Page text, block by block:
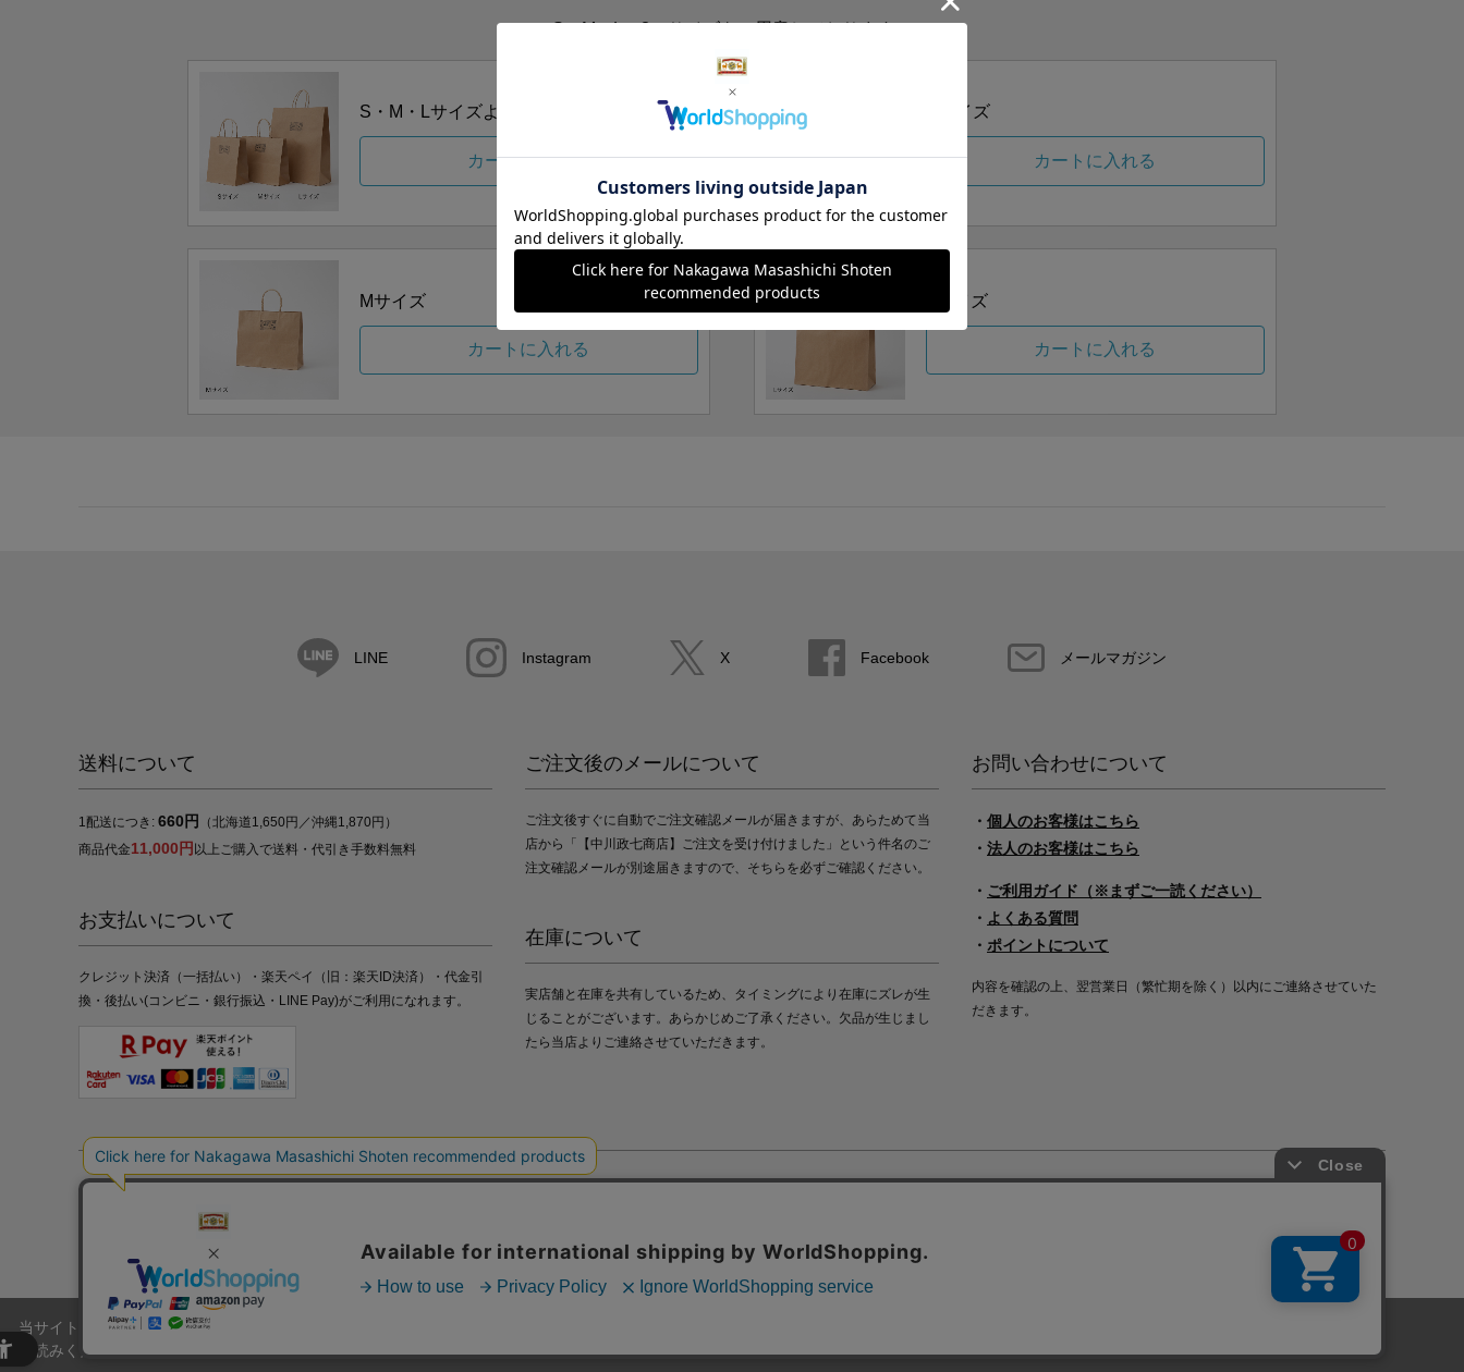
S・M・Lの3つサイズをご用意しております。
S・M・Lサイズより当店にお任せ
カートに入れる
Sサイズ
カートに入れる
Mサイズ
カートに入れる
Lサイズ
カートに入れる
LINE Instagram X Facebook メールマガジン
送料について
1配送につき: 660円
（北海道1,650円／沖縄1,870円）
商品代金11,000円 以上ご購入で送料・代引き手数料無料
お支払いについて
クレジット決済（一括払い）・楽天ペイ（旧：楽天ID決済）・代金引
換・後払い(コンビニ・銀行振込・LINE Pay)がご利用になれます。
ご注文後のメールについて
ご注文後すぐに自動でご注文確認メールが届きますが、あらためて当
店から「【中川政七商店】ご注文を受け付けました」という件名のご
注文確認メールが別途届きますので、そちらを必ずご確認ください。
在庫について
実店舗と在庫を共有しているため、タイミングにより在庫にズレが生
じることがございます。あらかじめご了承ください。欠品が生じまし
たら当店よりご連絡させていただきます。
お問い合わせについて
・ 個人のお客様はこちら
・ 法人のお客様はこちら
・ ご利用ガイド（※まずご一読ください）
・ よくある質問
・ ポイントについて
内容を確認の上、翌営業日（繁忙期を除く）以内にご連絡させていた
だきます。
プライバシーポリシー
当サイトでは、当サイト内における閲覧履歴・属性情報などの取得および利便性向上のためにクッキー（Cookie）を使用いたします。詳細に関しては「
お読みください。